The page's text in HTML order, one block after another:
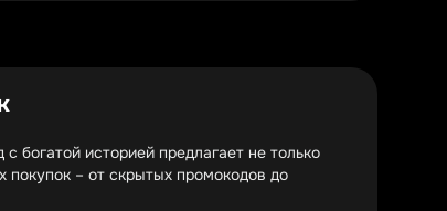
богатой историей предлагает не только
– от скрытых промокодов до